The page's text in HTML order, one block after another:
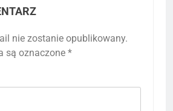
nie zostanie opublikowany.
są oznaczone *